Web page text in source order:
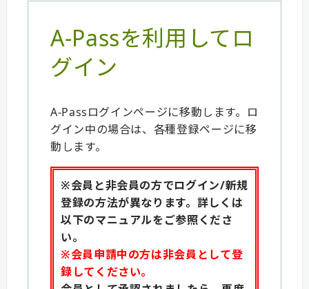
A-Passを利用してロ
グイン
A-Passログインページに移動します。ロ
グイン中の場合は、各種登録ページに移
動します。
※会員と非会員の方でログイン/新規
登録の方法が異なります。詳しくは
以下のマニュアルをご参照くださ
い。
※会員申請中の方は非会員として登
録してください。